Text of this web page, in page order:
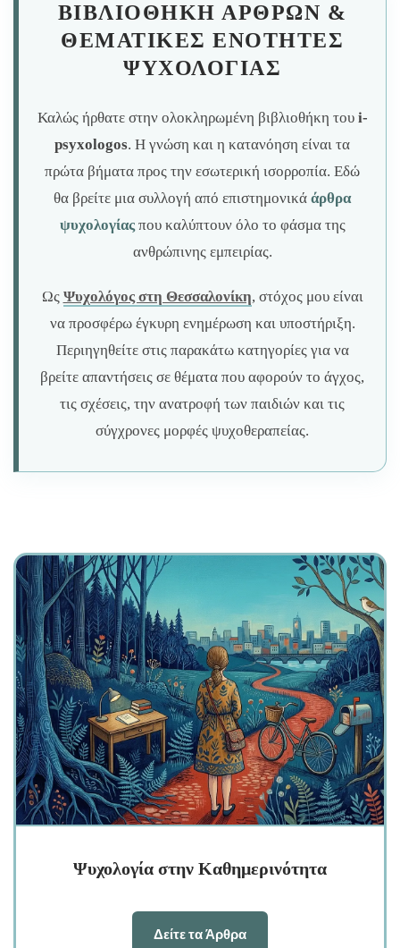
ΒΙΒΛΙΟΘΉΚΗ ΆΡΘΡΩΝ &
ΘΕΜΑΤΙΚΈΣ ΕΝΌΤΗΤΕΣ
ΨΥΧΟΛΟΓΊΑΣ
Καλώς ήρθατε στην ολοκληρωμένη βιβλιοθήκη του i-
psyxologos. Η γνώση και η κατανόηση είναι τα
πρώτα βήματα προς την εσωτερική ισορροπία. Εδώ
θα βρείτε μια συλλογή από επιστημονικά άρθρα
ψυχολογίαςπου καλύπτουν όλο το φάσμα της
ανθρώπινης εμπειρίας.
Ως Ψυχολόγος στη Θεσσαλονίκη, στόχος μου είναι
να προσφέρω έγκυρη ενημέρωση και υποστήριξη.
Περιηγηθείτε στις παρακάτω κατηγορίες για να
βρείτε απαντήσεις σε θέματα που αφορούν το άγχος,
τις σχέσεις, την ανατροφή των παιδιών και τις
σύγχρονες μορφές ψυχοθεραπείας.
Ψυχολογία στην Καθημερινότητα
Δείτε τα Άρθρα